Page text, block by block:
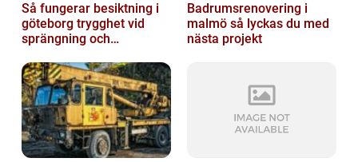
Så fungerar besiktning i
göteborg trygghet vid
sprängning och
Badrumsrenovering i
malmö så lyckas du med
nästa projekt